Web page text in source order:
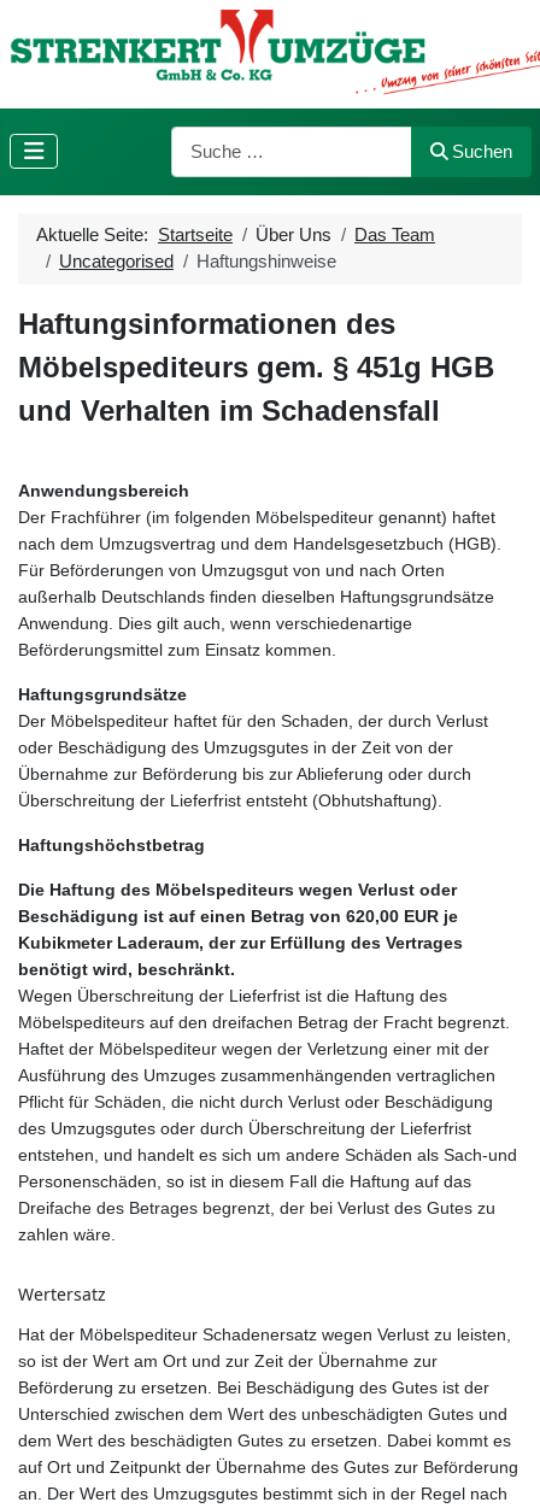
Suchen
Suchen
Aktuelle Seite: Startseite Über Uns
Das Team
Uncategorised
Haftungshinweise
Haftungsinformationen des
Möbelspediteurs gem. § 451g HGB
und Verhalten im Schadensfall
Anwendungsbereich
Der Frachführer (im folgenden Möbelspediteur genannt) haftet
nach dem Umzugsvertrag und dem Handelsgesetzbuch (HGB).
Für Beförderungen von Umzugsgut von und nach Orten
außerhalb Deutschlands finden dieselben Haftungsgrundsätze
Anwendung. Dies gilt auch, wenn verschiedenartige
Beförderungsmittel zum Einsatz kommen.
Haftungsgrundsätze
Der Möbelspediteur haftet für den Schaden, der durch Verlust
oder Beschädigung des Umzugsgutes in der Zeit von der
Übernahme zur Beförderung bis zur Ablieferung oder durch
Überschreitung der Lieferfrist entsteht (Obhutshaftung).
Haftungshöchstbetrag
Die Haftung des Möbelspediteurs wegen Verlust oder
Beschädigung ist auf einen Betrag von 620,00 EUR je
Kubikmeter Laderaum, der zur Erfüllung des Vertrages
benötigt wird, beschränkt.
Wegen Überschreitung der Lieferfrist ist die Haftung des
Möbelspediteurs auf den dreifachen Betrag der Fracht begrenzt.
Haftet der Möbelspediteur wegen der Verletzung einer mit der
Ausführung des Umzuges zusammenhängenden vertraglichen
Pflicht für Schäden, die nicht durch Verlust oder Beschädigung
des Umzugsgutes oder durch Überschreitung der Lieferfrist
entstehen, und handelt es sich um andere Schäden als Sach-und
Personenschäden, so ist in diesem Fall die Haftung auf das
Dreifache des Betrages begrenzt, der bei Verlust des Gutes zu
zahlen wäre.
Wertersatz
Hat der Möbelspediteur Schadenersatz wegen Verlust zu leisten,
so ist der Wert am Ort und zur Zeit der Übernahme zur
Beförderung zu ersetzen. Bei Beschädigung des Gutes ist der
Unterschied zwischen dem Wert des unbeschädigten Gutes und
dem Wert des beschädigten Gutes zu ersetzen. Dabei kommt es
auf Ort und Zeitpunkt der Übernahme des Gutes zur Beförderung
an. Der Wert des Umzugsgutes bestimmt sich in der Regel nach